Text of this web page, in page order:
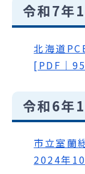
令和7年
北海道
[PDF｜
令和6年
市立室蘭
2024年